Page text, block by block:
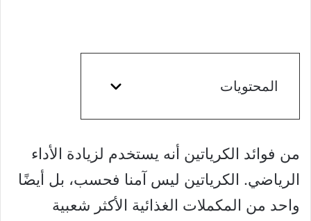
المحتويات
من فوائد الكرياتين أنه يستخدم لزيادة الأداء
الرياضي. الكرياتين ليس آمنا فحسب، بل أيضًا
واحد من المكملات الغذائية الأكثر شعبية